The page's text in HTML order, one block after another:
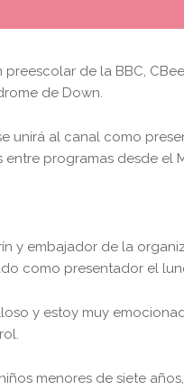
preescolar de la BBC,
de Down.
unirá al canal como
programas desde el
y embajador de la
como presentador el
y estoy muy
menores de siete